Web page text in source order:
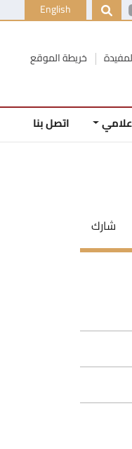
English
خريطة الموقع
اتصل بنا
شارك